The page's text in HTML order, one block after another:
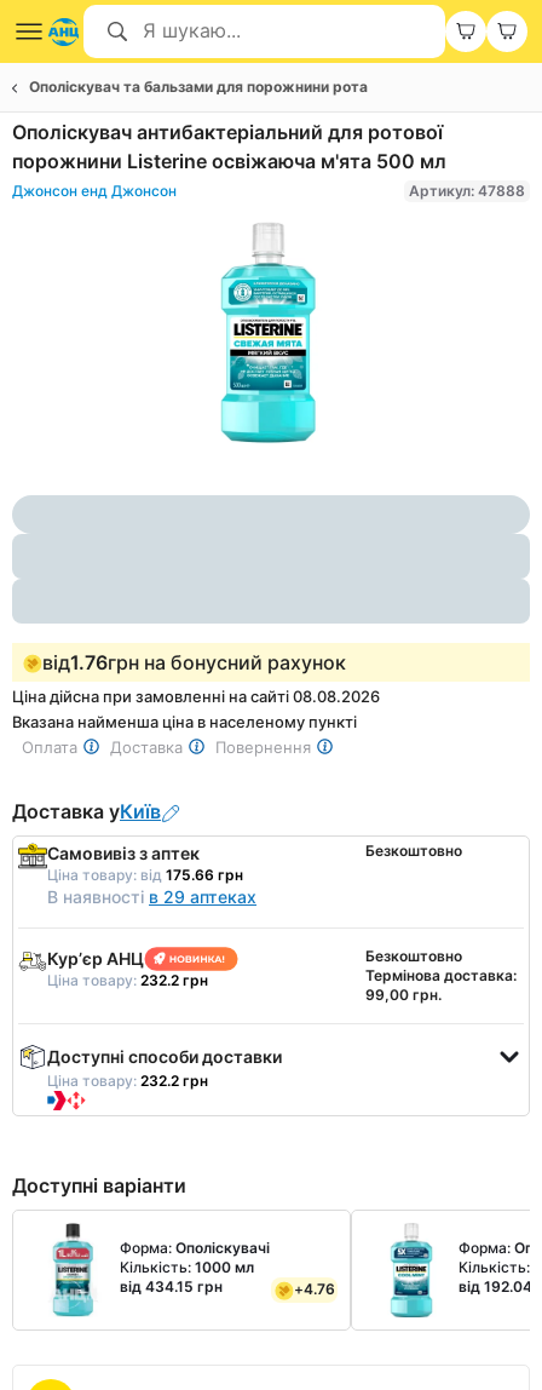
Ополіскувач та бальзами для порожнини рота
Ополіскувач антибактеріальний для ротової
порожнини Listerine освіжаюча м'ята 500 мл
Джонсон енд Джонсон Артикул: 47888
1
of
від1.76грн на бонусний рахунок
Ціна дійсна при замовленні на сайті 08.08.2026
Вказана найменша ціна в населеному пункті
Оплата
Доставка Повернення
Доставка уКиїв
Самовивіз з аптек
Ціна товару: від 175.66 грн
В наявності в 29 аптеках
Безкоштовно
Курʼєр АНЦ
Ціна товару: 232.2 грн
Безкоштовно
Термінова доставка:
99,00 грн.
Доступні способи доставки
Ціна товару: 232.2 грн
Доступні варіанти
Форма: Ополіскувачі
Кількість: 1000 мл
від 434.15 грн
+4.76
Форма:
Кількість:
від 192.04